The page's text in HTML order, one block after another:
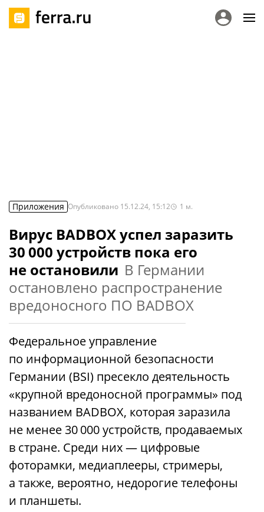
Приложения Опубликовано 15.12.24, 15:12 1 м.
Вирус BADBOX успел заразить
30 000 устройств пока его
не остановили В Германии
остановлено распространение
вредоносного ПО BADBOX
Федеральное управление
по информационной безопасности
Германии (BSI) пресекло деятельность
«крупной вредоносной программы» под
названием BADBOX, которая заразила
не менее 30 000 устройств, продаваемых
в стране. Среди них — цифровые
фоторамки, медиаплееры, стримеры,
а также, вероятно, недорогие телефоны
и планшеты.